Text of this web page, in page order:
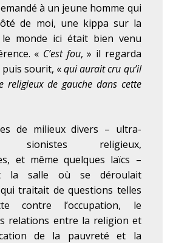
à un jeune homme qui
de moi, une kippa sur la
monde ici était bien venu
« C’est fou, » il regarda
sourit, «qui aurait cru qu’il
religieux de gauche dans cette
de milieux divers – ultra-
sionistes religieux,
et même quelques laïcs –
la salle où se déroulait
qui traitait de questions telles
contre l’occupation, le
relations entre la religion et
de la pauvreté et la